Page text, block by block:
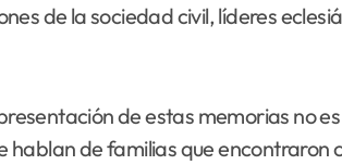
de la sociedad civil, líderes
de estas memorias no es
de familias que encontraron